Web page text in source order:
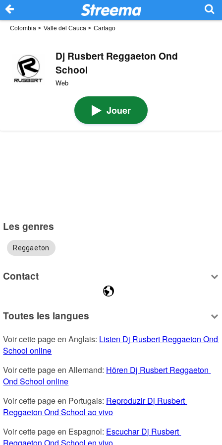
Colombia > Valle del Cauca > Cartago
Dj Rusbert Reggaeton Ond
School
Web
Jouer
Les genres
Reggaeton
Contact
Toutes les langues
Voir cette page en Anglais: Listen Dj Rusbert Reggaeton Ond
School online
Voir cette page en Allemand: Hören Dj Rusbert Reggaeton
Ond School online
Voir cette page en Portugais: Reproduzir Dj Rusbert
Reggaeton Ond School ao vivo
Voir cette page en Espagnol: Escuchar Dj Rusbert
Reggaeton Ond School en vivo